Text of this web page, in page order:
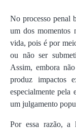
No processo penal
um dos momentos
vida, pois é por
ou não ser
Assim, embora
produz impactos
especialmente pela
um julgamento
Por essa razão, a